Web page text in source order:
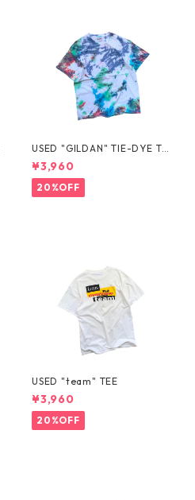
USED "GILDAN" TIE-DYE TE
E
¥3,960
20%OFF
USED "team" TEE
¥3,960
20%OFF